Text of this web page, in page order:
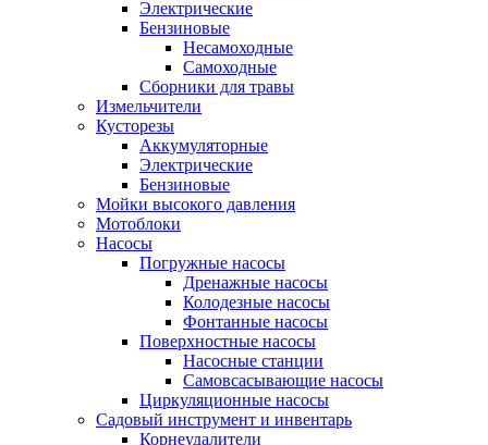
Электрические
Бензиновые
Несамоходные
Самоходные
Сборники для травы
Измельчители
Кусторезы
Аккумуляторные
Электрические
Бензиновые
Мойки высокого давления
Мотоблоки
Насосы
Погружные насосы
Дренажные насосы
Колодезные насосы
Фонтанные насосы
Поверхностные насосы
Насосные станции
Самовсасывающие насосы
Циркуляционные насосы
Садовый инструмент и инвентарь
Корнеудалители